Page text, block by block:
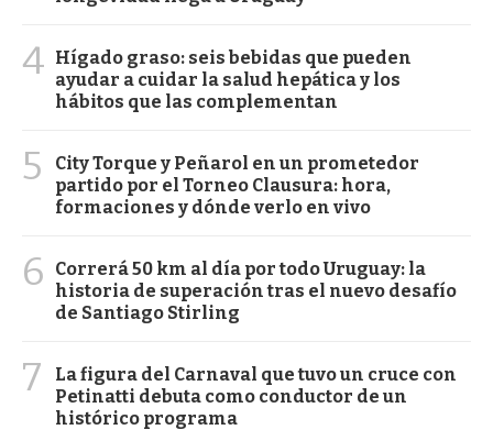
4 Hígado graso: seis bebidas que pueden
ayudar a cuidar la salud hepática y los
hábitos que las complementan
5
City Torque y Peñarol en un prometedor
partido por el Torneo Clausura: hora,
formaciones y dónde verlo en vivo
6
Correrá 50 km al día por todo Uruguay: la
historia de superación tras el nuevo desafío
de Santiago Stirling
7
La figura del Carnaval que tuvo un cruce con
Petinatti debuta como conductor de un
histórico programa